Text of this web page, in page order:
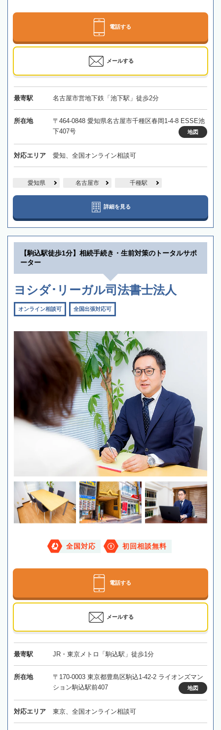
電話する
メールする
最寄駅 名古屋市営地下鉄「池下駅」徒歩2分
所在地
〒464-0848 愛知県名古屋市千種区春岡1-4-8 ESSE池
下407号
地図
対応エリア 愛知、全国オンライン相談可
愛知県 名古屋市 千種駅
詳細を見る
【駒込駅徒歩1分】相続手続き・生前対策のトータルサポ
ーター
ヨシダ･リーガル司法書士法人
オンライン相談可 全国出張対応可
全国対応 初回相談無料
電話する
メールする
最寄駅 JR・東京メトロ「駒込駅」徒歩1分
所在地
〒170-0003 東京都豊島区駒込1-42-2 ライオンズマン
ション駒込駅前407
地図
対応エリア 東京、全国オンライン相談可